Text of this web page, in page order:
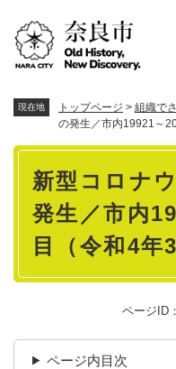
現在地 トップページ > 組織で
の発生／市内19921～
本
新型コロナ
発生／市内
目（令和4年
ページID
ページ内目次